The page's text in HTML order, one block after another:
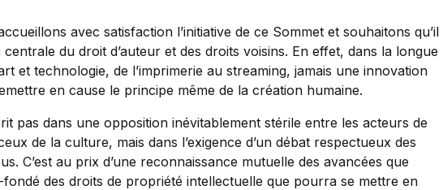
avec satisfaction l’initiative de ce Sommet et souhaitons qu’il
du droit d’auteur et des droits voisins. En effet, dans la longue
et technologie, de l’imprimerie au streaming, jamais une innovation
en cause le principe même de la création humaine.
pas dans une opposition inévitablement stérile entre les acteurs de
de la culture, mais dans l’exigence d’un débat respectueux des
C’est au prix d’une reconnaissance mutuelle des avancées que
fondé des droits de propriété intellectuelle que pourra se mettre en